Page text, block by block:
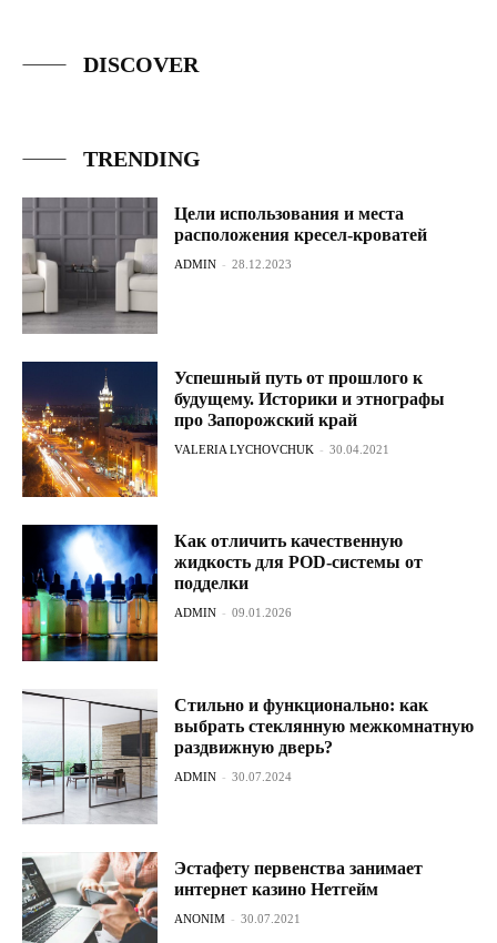
DISCOVER
TRENDING
Цели использования и места
расположения кресел-кроватей
ADMIN - 28.12.2023
Успешный путь от прошлого к
будущему. Историки и этнографы
про Запорожский край
VALERIA LYCHOVCHUK - 30.04.2021
Как отличить качественную
жидкость для POD-системы от
подделки
ADMIN - 09.01.2026
Стильно и функционально: как
выбрать стеклянную межкомнатную
раздвижную дверь?
ADMIN - 30.07.2024
Эстафету первенства занимает
интернет казино Нетгейм
ANONIM - 30.07.2021